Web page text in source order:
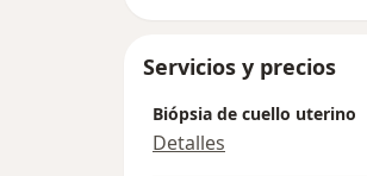
Servicios y precios
Biópsia de cuello uterino
Detalles